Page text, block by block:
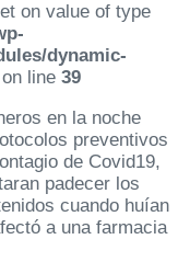
on value of type
dynamic-
on line 39
en la noche
preventivos
de Covid19,
padecer los
cuando huían
a una farmacia